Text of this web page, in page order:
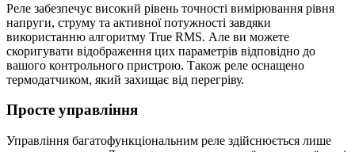
Реле забезпечує високий рівень точності вимірювання рівня
напруги, струму та активної потужності завдяки
використанню алгоритму True RMS. Але ви можете
скоригувати відображення цих параметрів відповідно до
вашого контрольного пристрою. Також реле оснащено
термодатчиком, який захищає від перегріву.
Просте управління
Управління багатофункціональним реле здійснюється лише